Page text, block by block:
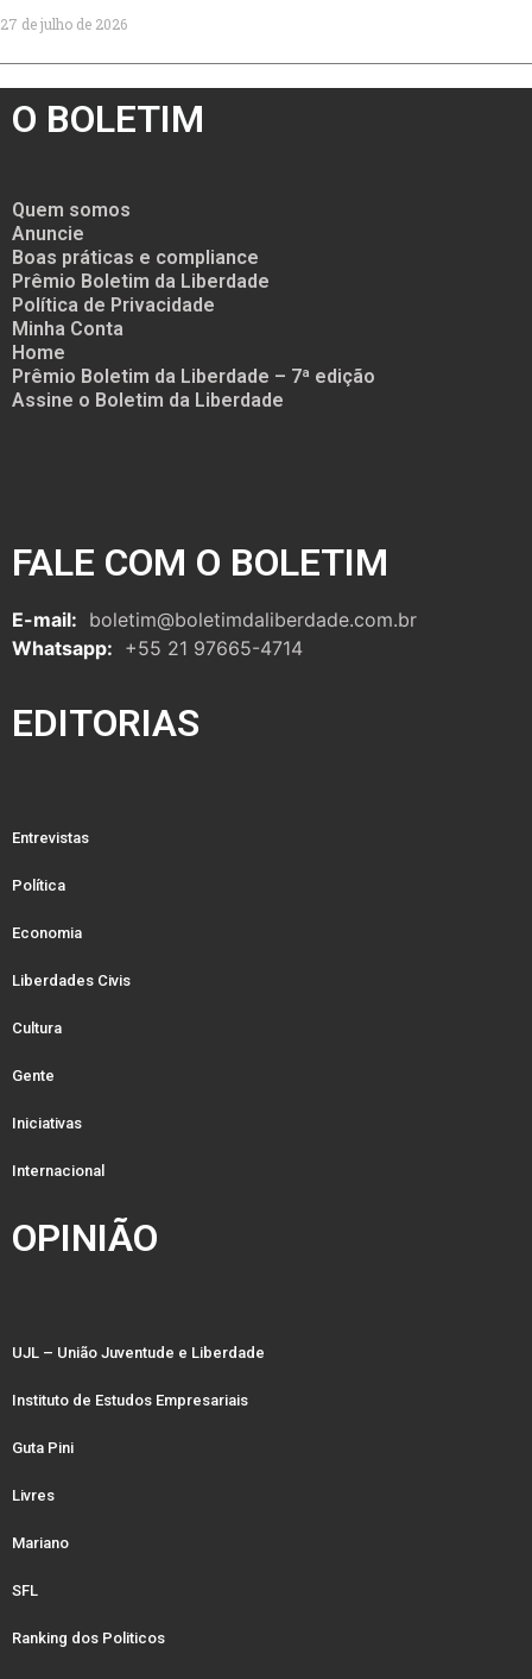
27 de julho de 2026
O BOLETIM
Quem somos
Anuncie
Boas práticas e compliance
Prêmio Boletim da Liberdade
Política de Privacidade
Minha Conta
Home
Prêmio Boletim da Liberdade – 7ª edição
Assine o Boletim da Liberdade
FALE COM O BOLETIM
E-mail: boletim@boletimdaliberdade.com.br
Whatsapp: +55 21 97665-4714
EDITORIAS
Entrevistas
Política
Economia
Liberdades Civis
Cultura
Gente
Iniciativas
Internacional
OPINIÃO
UJL – União Juventude e Liberdade
Instituto de Estudos Empresariais
Guta Pini
Livres
Mariano
SFL
Ranking dos Politicos